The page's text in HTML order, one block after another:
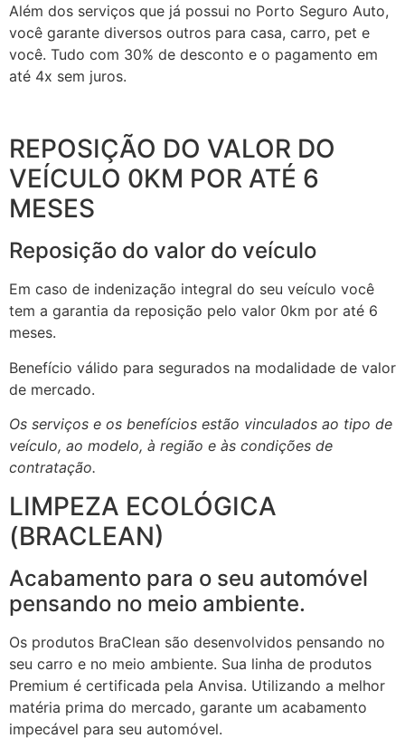
Além dos serviços que já possui no Porto Seguro Auto,
você garante diversos outros para casa, carro, pet e
você. Tudo com 30% de desconto e o pagamento em
até 4x sem juros.
REPOSIÇÃO DO VALOR DO
VEÍCULO 0KM POR ATÉ 6
MESES
Reposição do valor do veículo
Em caso de indenização integral do seu veículo você
tem a garantia da reposição pelo valor 0km por até 6
meses.
Benefício válido para segurados na modalidade de valor
de mercado.
Os serviços e os benefícios estão vinculados ao tipo de
veículo, ao modelo, à região e às condições de
contratação.
LIMPEZA ECOLÓGICA
(BRACLEAN)
Acabamento para o seu automóvel
pensando no meio ambiente.
Os produtos BraClean são desenvolvidos pensando no
seu carro e no meio ambiente. Sua linha de produtos
Premium é certificada pela Anvisa. Utilizando a melhor
matéria prima do mercado, garante um acabamento
impecável para seu automóvel.